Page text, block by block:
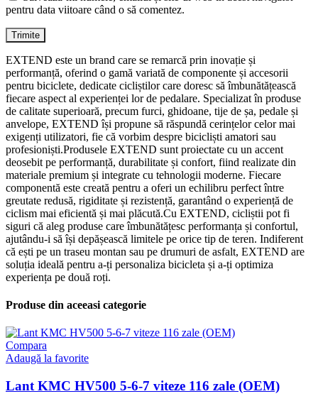
pentru data viitoare când o să comentez.
EXTEND este un brand care se remarcă prin inovație și
performanță, oferind o gamă variată de componente și accesorii
pentru biciclete, dedicate cicliștilor care doresc să îmbunătățească
fiecare aspect al experienței lor de pedalare. Specializat în produse
de calitate superioară, precum furci, ghidoane, tije de șa, pedale și
anvelope, EXTEND își propune să răspundă cerințelor celor mai
exigenți utilizatori, fie că vorbim despre bicicliști amatori sau
profesioniști.Produsele EXTEND sunt proiectate cu un accent
deosebit pe performanță, durabilitate și confort, fiind realizate din
materiale premium și integrate cu tehnologii moderne. Fiecare
componentă este creată pentru a oferi un echilibru perfect între
greutate redusă, rigiditate și rezistență, garantând o experiență de
ciclism mai eficientă și mai plăcută.Cu EXTEND, cicliștii pot fi
siguri că aleg produse care îmbunătățesc performanța și confortul,
ajutându-i să își depășească limitele pe orice tip de teren. Indiferent
că ești pe un traseu montan sau pe drumuri de asfalt, EXTEND are
soluția ideală pentru a-ți personaliza bicicleta și a-ți optimiza
experiența pe două roți.
Produse din aceeasi categorie
Compara
Adaugă la favorite
Lant KMC HV500 5-6-7 viteze 116 zale (OEM)